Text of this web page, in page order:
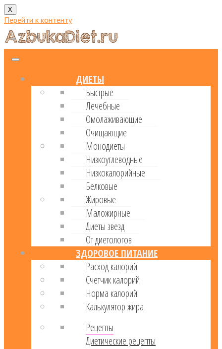
X
Перейти к контенту
ДИЕТЫ
Быстрые
Лечебные
Омолаживающие
Очищающие
Монодиеты
Низкоуглеводные
Низкокалорийные
Белковые
Жировые
Маложирные
Диеты звезд
От диетологов
ЗДОРОВОЕ ПИТАНИЕ
Расход калорий
Cчетчик калорий
Норма калорий
Калькулятор жира
Рецепты
Диетические рецепты